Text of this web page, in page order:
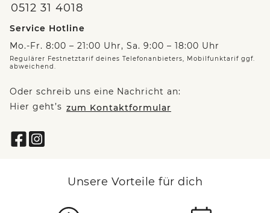
0512 31 4018
Service Hotline
Mo.-Fr. 8:00 – 21:00 Uhr, Sa. 9:00 – 18:00 Uhr
Regulärer Festnetztarif deines Telefonanbieters, Mobilfunktarif ggf.
abweichend.
Oder schreib uns eine Nachricht an:
Hier geht’s zum Kontaktformular
Unsere Vorteile für dich